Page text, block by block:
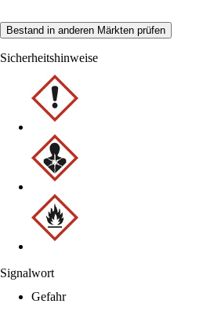
Bestand in anderen Märkten prüfen
Sicherheitshinweise
Signalwort
Gefahr